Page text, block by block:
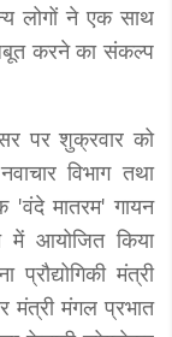
लोगों ने एक साथ
करने का संकल्प
पर शुक्रवार को
विभाग तथा
'वंदे मातरम' गायन
में आयोजित किया
मंत्री
मंत्री मंगल प्रभात